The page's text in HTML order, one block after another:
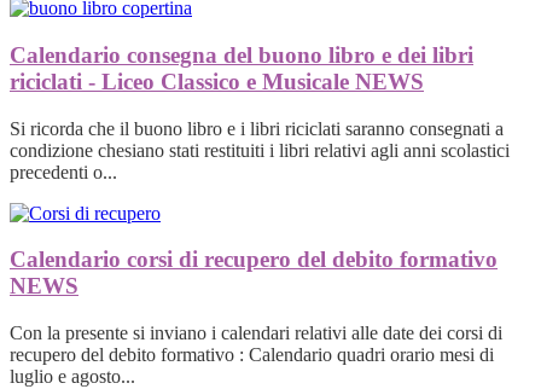
Calendario consegna del buono libro e dei libri
riciclati - Liceo Classico e Musicale NEWS
Si ricorda che il buono libro e i libri riciclati saranno consegnati a
condizione chesiano stati restituiti i libri relativi agli anni scolastici
precedenti o...
Calendario corsi di recupero del debito formativo
NEWS
Con la presente si inviano i calendari relativi alle date dei corsi di
recupero del debito formativo : Calendario quadri orario mesi di
luglio e agosto...